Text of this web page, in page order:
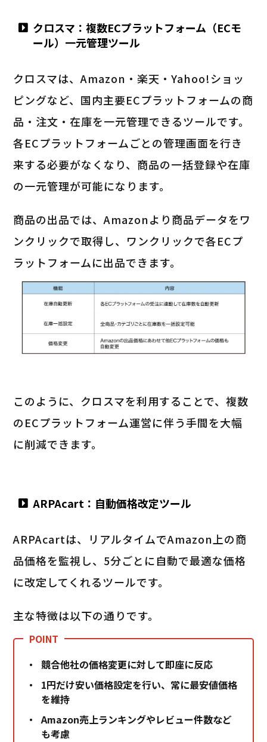
クロスマ：複数ECプラットフォーム（ECモ
ール）一元管理ツール
クロスマは、Amazon・楽天・Yahoo!ショッ
ピングなど、国内主要ECプラットフォームの商
品・注文・在庫を一元管理できるツールです。
各ECプラットフォームごとの管理画面を行き
来する必要がなくなり、商品の一括登録や在庫
の一元管理が可能になります。
商品の出品では、Amazonより商品データをワ
ンクリックで取得し、ワンクリックで各ECプ
ラットフォームに出品できます。
このように、クロスマを利用することで、複数
のECプラットフォーム運営に伴う手間を大幅
に削減できます。
ARPAcart：自動価格改定ツール
ARPAcartは、リアルタイムでAmazon上の商
品価格を監視し、5分ごとに自動で最適な価格
に改定してくれるツールです。
主な特徴は以下の通りです。
競合他社の価格変更に対して即座に反応
1円だけ安い価格設定を行い、常に最安値価格
を維持
Amazon売上ランキングやレビュー件数など
も考慮